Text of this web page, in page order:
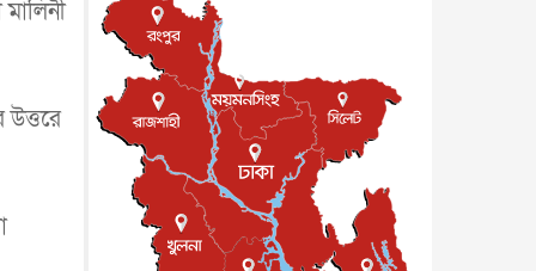
উত্তরে
পাকিস্তান-তুরস্কের সঙ্গে প্রতিরক্ষা
চুক্তি সৌদি আরবকে কতটা ন...
আন্তর্জাতিক ৮ আগস্ট, ২০২৬
যুক্তরাজ্যে গ্রুমিং কেলেঙ্কারি :
পাকিস্তানির অপরাধে অস্বস্তি...
আন্তর্জাতিক
বিরোধ কাটিয়ে কূটনৈতিক সম্পর্ক
পুনঃস্থাপন করছে মেক্সিকো ও